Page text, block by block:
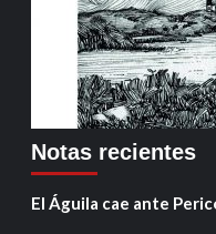
Notas recientes
El Águila cae ante